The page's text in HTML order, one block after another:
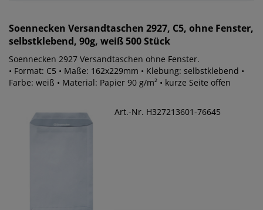
Soennecken Versandtaschen 2927, C5, ohne Fenster,
selbstklebend, 90g, weiß 500 Stück
Soennecken 2927 Versandtaschen ohne Fenster.
• Format: C5 • Maße: 162x229mm • Klebung: selbstklebend •
Farbe: weiß • Material: Papier 90 g/m² • kurze Seite offen
Art.-Nr. H327213601-76645